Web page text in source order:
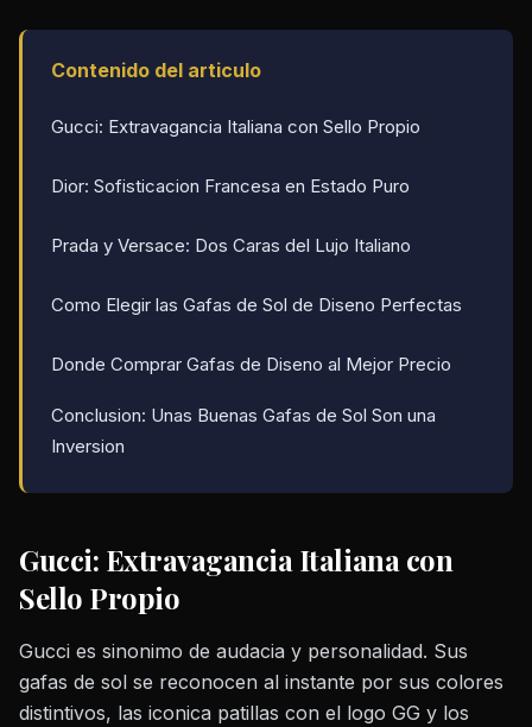
Contenido del articulo
Gucci: Extravagancia Italiana con Sello Propio
Dior: Sofisticacion Francesa en Estado Puro
Prada y Versace: Dos Caras del Lujo Italiano
Como Elegir las Gafas de Sol de Diseno Perfectas
Donde Comprar Gafas de Diseno al Mejor Precio
Conclusion: Unas Buenas Gafas de Sol Son una
Inversion
Gucci: Extravagancia Italiana con
Sello Propio
Gucci es sinonimo de audacia y personalidad. Sus
gafas de sol se reconocen al instante por sus colores
distintivos, las iconica patillas con el logo GG y los